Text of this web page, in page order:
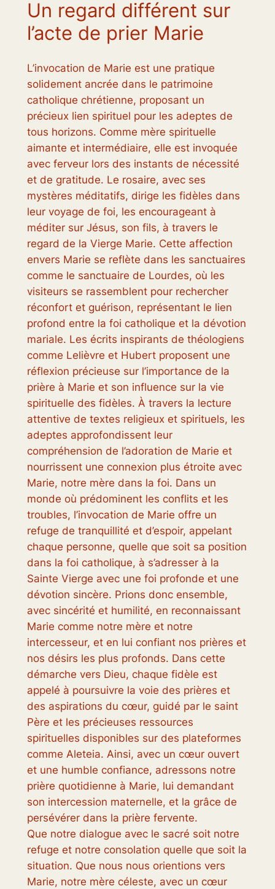
Un regard différent sur
l’acte de prier Marie
L’invocation de Marie est une pratique
solidement ancrée dans le patrimoine
catholique chrétienne, proposant un
précieux lien spirituel pour les adeptes de
tous horizons. Comme mère spirituelle
aimante et intermédiaire, elle est invoquée
avec ferveur lors des instants de nécessité
et de gratitude. Le rosaire, avec ses
mystères méditatifs, dirige les fidèles dans
leur voyage de foi, les encourageant à
méditer sur Jésus, son fils, à travers le
regard de la Vierge Marie. Cette affection
envers Marie se reflète dans les sanctuaires
comme le sanctuaire de Lourdes, où les
visiteurs se rassemblent pour rechercher
réconfort et guérison, représentant le lien
profond entre la foi catholique et la dévotion
mariale. Les écrits inspirants de théologiens
comme Lelièvre et Hubert proposent une
réflexion précieuse sur l’importance de la
prière à Marie et son influence sur la vie
spirituelle des fidèles. À travers la lecture
attentive de textes religieux et spirituels, les
adeptes approfondissent leur
compréhension de l’adoration de Marie et
nourrissent une connexion plus étroite avec
Marie, notre mère dans la foi. Dans un
monde où prédominent les conflits et les
troubles, l’invocation de Marie offre un
refuge de tranquillité et d’espoir, appelant
chaque personne, quelle que soit sa position
dans la foi catholique, à s’adresser à la
Sainte Vierge avec une foi profonde et une
dévotion sincère. Prions donc ensemble,
avec sincérité et humilité, en reconnaissant
Marie comme notre mère et notre
intercesseur, et en lui confiant nos prières et
nos désirs les plus profonds. Dans cette
démarche vers Dieu, chaque fidèle est
appelé à poursuivre la voie des prières et
des aspirations du cœur, guidé par le saint
Père et les précieuses ressources
spirituelles disponibles sur des plateformes
comme Aleteia. Ainsi, avec un cœur ouvert
et une humble confiance, adressons notre
prière quotidienne à Marie, lui demandant
son intercession maternelle, et la grâce de
persévérer dans la prière fervente.
Que notre dialogue avec le sacré soit notre
refuge et notre consolation quelle que soit la
situation. Que nous nous orientions vers
Marie, notre mère céleste, avec un cœur